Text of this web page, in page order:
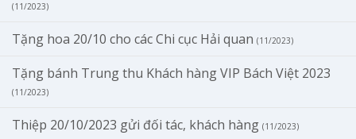
(11/2023)
Tặng hoa 20/10 cho các Chi cục Hải quan (11/2023)
Tặng bánh Trung thu Khách hàng VIP Bách Việt 2023
(11/2023)
Thiệp 20/10/2023 gửi đối tác, khách hàng (11/2023)